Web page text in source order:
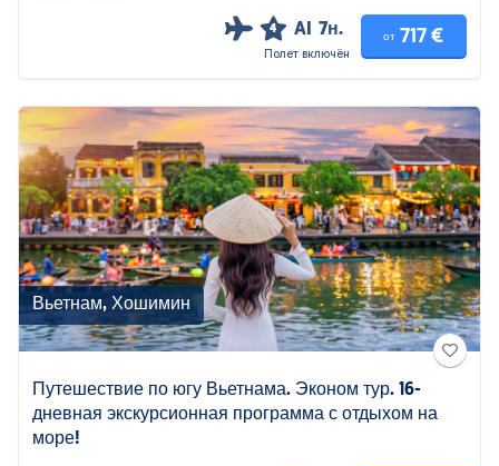
4 AI 7н.
Полет включён
от 717 €
Вьетнам, Хошимин
Путешествие по югу Вьетнама. Эконом тур. 16-
дневная экскурсионная программа с отдыхом на
море!